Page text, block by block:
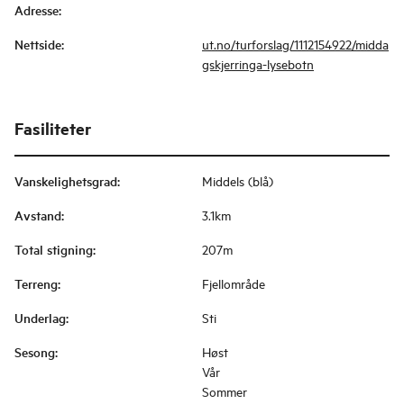
Adresse:
Nettside:
ut.no/turforslag/1112154922/midda
gskjerringa-lysebotn
Fasiliteter
Vanskelighetsgrad: Middels (blå)
Avstand: 3.1km
Total stigning: 207m
Terreng: Fjellområde
Underlag: Sti
Sesong:
Høst
Vår
Sommer